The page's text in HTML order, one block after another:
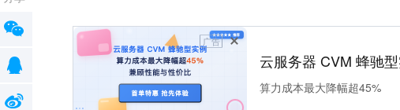
广告
云服务器 CVM 蜂驰
算力成本最大降幅超45%